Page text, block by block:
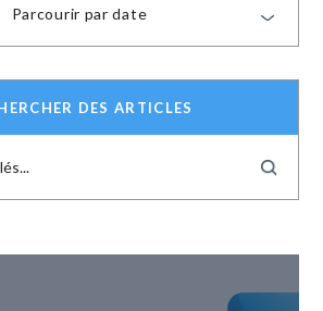
Parcourir par date
DES ARTICLES